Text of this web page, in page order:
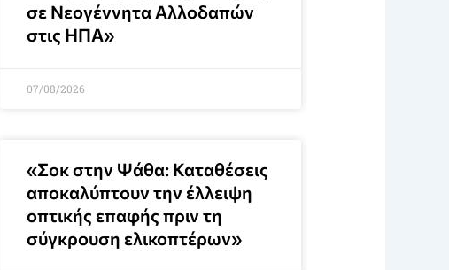
σε Νεογέννητα Αλλοδαπών
στις ΗΠΑ»
07/08/2026
«Σοκ στην Ψάθα: Καταθέσεις
αποκαλύπτουν την έλλειψη
οπτικής επαφής πριν τη
σύγκρουση ελικοπτέρων»